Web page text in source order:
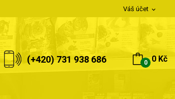
Váš účet expand_more
0 0 Kč
(+420) 731 938 686